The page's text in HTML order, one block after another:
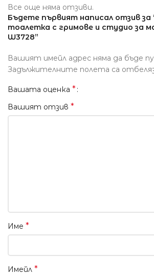
Все още няма отзиви.
Бъдете първият написал отзив за
тоалетка с гримове и студио за
W3728”
Вашият имейл адрес няма да бъде
Задължителните полета са
Вашата оценка *
Вашият отзив *
Име *
Имейл *